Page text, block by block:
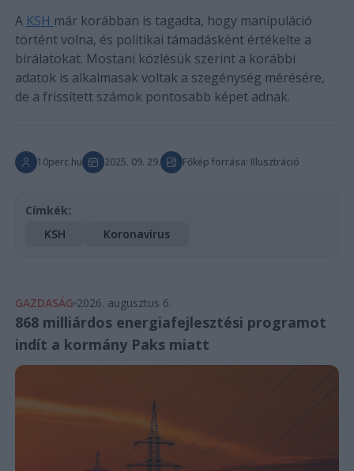
A KSH már korábban is tagadta, hogy manipuláció
történt volna, és politikai támadásként értékelte a
bírálatokat. Mostani közlésük szerint a korábbi
adatok is alkalmasak voltak a szegénység mérésére,
de a frissített számok pontosabb képet adnak.
10perc.hu 2025. 09. 29. Főkép forrása: Illusztráció
Címkék:
KSH
Koronavírus
GAZDASÁG 2026. augusztus 6.
868 milliárdos energiafejlesztési programot
indít a kormány Paks miatt